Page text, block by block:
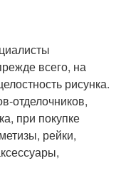
всего, на
рисунка.
отделочников,
при покупке
рейки,